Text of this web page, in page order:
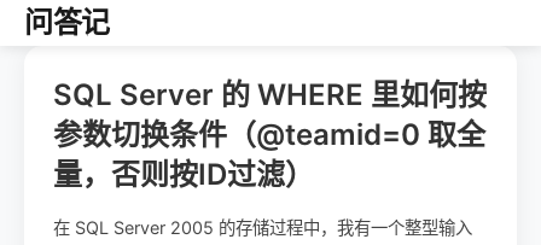
问答记
SQL Server 的 WHERE 里如何按
参数切换条件（@teamid=0 取全
量，否则按ID过滤）
在 SQL Server 2005 的存储过程中，我有一个整型输入